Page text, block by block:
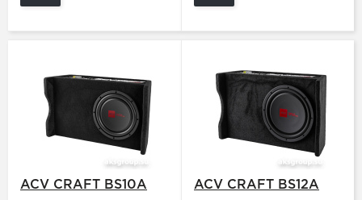
ACV CRAFT BS10A ACV CRAFT BS12A